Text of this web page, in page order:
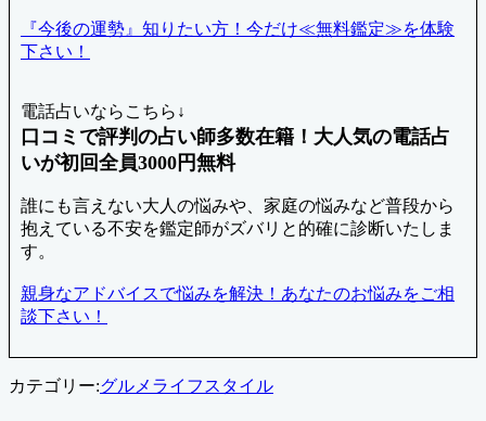
『今後の運勢』知りたい方！今だけ≪無料鑑定≫を体験
下さい！
電話占いならこちら↓
口コミで評判の占い師多数在籍！大人気の電話占
いが初回全員3000円無料
誰にも言えない大人の悩みや、家庭の悩みなど普段から
抱えている不安を鑑定師がズバリと的確に診断いたしま
す。
親身なアドバイスで悩みを解決！あなたのお悩みをご相
談下さい！
カテゴリー:グルメ ライフスタイル